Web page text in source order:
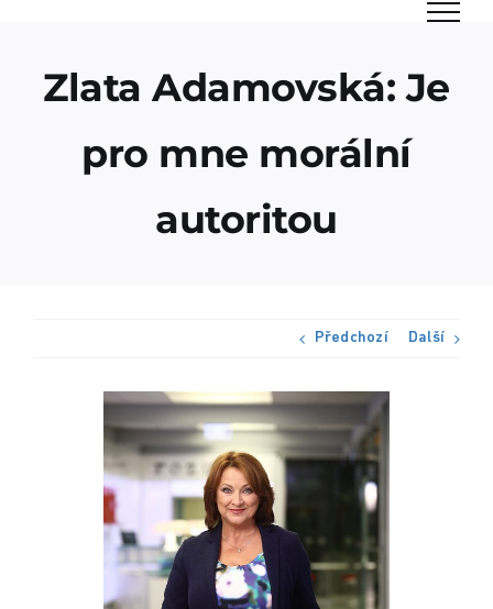
Zlata Adamovská: Je
pro mne morální
autoritou
Předchozí Další